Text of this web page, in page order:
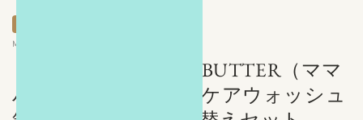
MAMA BUTTER（ママバター）
【送料無料】MAMA BUTTER（ママ
バター） デリケートケアウォッシュ